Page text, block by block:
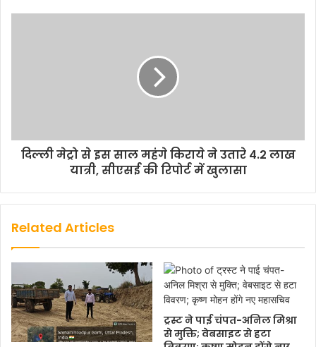
दिल्ली मेट्रो से इस साल महंगे किराये ने उतारे 4.2 लाख
यात्री, सीएसई की रिपोर्ट में खुलासा
Related Articles
ट्रस्ट ने पाई चंपत-अनिल मिश्रा
से मुक्ति; वेबसाइट से हटा